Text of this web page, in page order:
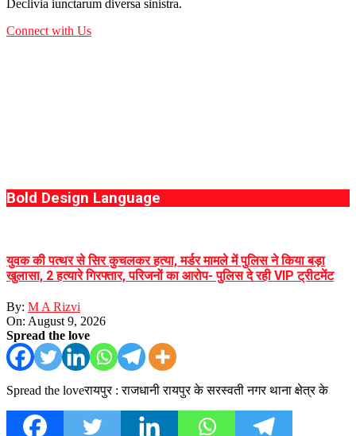
Declivia iunctarum diversa sinistra.
Connect with Us
Bold Design Language
युवक की पत्थर से सिर कुचलकर हत्या, मर्डर मामले में पुलिस ने किया बड़ा
खुलासा, 2 हत्यारे गिरफ्तार, परिजनों का आरोप- पुलिस दे रही VIP ट्रीटमेंट
By: M A Rizvi
On: August 9, 2026
Spread the love
Spread the loveरायपुर : राजधानी रायपुर के सरस्वती नगर थाना क्षेत्र के